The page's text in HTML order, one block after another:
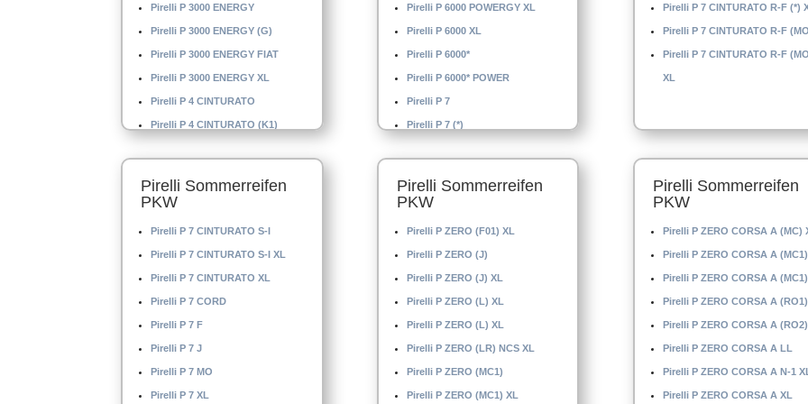
Pirelli P 3000 ENERGY
Pirelli P 3000 ENERGY (G)
Pirelli P 3000 ENERGY FIAT
Pirelli P 3000 ENERGY XL
Pirelli P 4 CINTURATO
Pirelli P 4 CINTURATO (K1)
Pirelli P 4000 E
Pirelli Sommerreifen
PKW
Pirelli P 7 CINTURATO S-I
Pirelli P 7 CINTURATO S-I XL
Pirelli P 7 CINTURATO XL
Pirelli P 7 CORD
Pirelli P 7 F
Pirelli P 7 J
Pirelli P 7 MO
Pirelli P 7 XL
Pirelli P 6000 POWERGY XL
Pirelli P 6000 XL
Pirelli P 6000*
Pirelli P 6000* POWER
Pirelli P 7
Pirelli P 7 (*)
Pirelli Sommerreifen
PKW
Pirelli P ZERO (F01) XL
Pirelli P ZERO (J)
Pirelli P ZERO (J) XL
Pirelli P ZERO (L) XL
Pirelli P ZERO (L) XL
Pirelli P ZERO (LR) NCS XL
Pirelli P ZERO (MC1)
Pirelli P ZERO (MC1) XL
Pirelli P 7 CINTURATO R-F (*)
Pirelli P 7 CINTURATO R-F
Pirelli P 7 CINTURATO R-F
XL
Pirelli Sommerreifen
PKW
Pirelli P ZERO CORSA A (MC)
Pirelli P ZERO CORSA A (MC1)
Pirelli P ZERO CORSA A
Pirelli P ZERO CORSA A
Pirelli P ZERO CORSA A
Pirelli P ZERO CORSA A LL
Pirelli P ZERO CORSA A N-1
Pirelli P ZERO CORSA A XL